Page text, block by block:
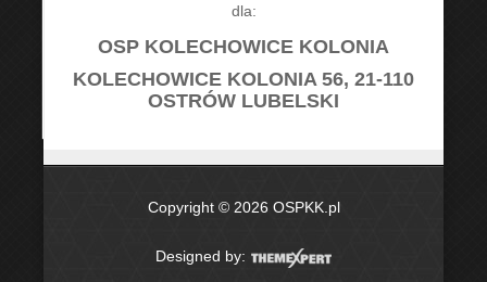
dla:
OSP KOLECHOWICE KOLONIA
KOLECHOWICE KOLONIA 56, 21-110
OSTRÓW LUBELSKI
Copyright © 2026 OSPKK.pl
Designed by: